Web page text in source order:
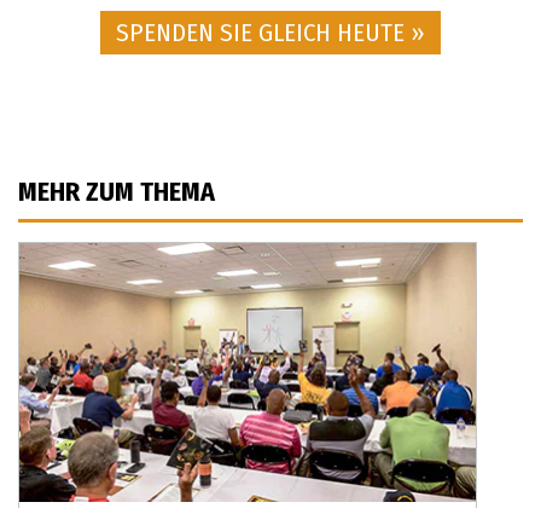
SPENDEN SIE GLEICH HEUTE »
MEHR ZUM THEMA